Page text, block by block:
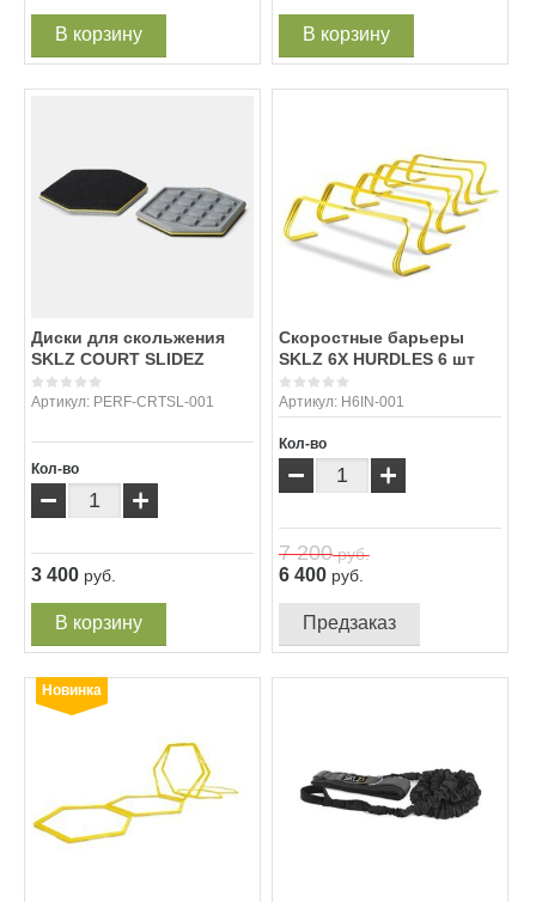
В корзину В корзину
Диски для скольжения
SKLZ COURT SLIDEZ
Артикул: PERF-CRTSL-001
Кол-во
− +
3 400 руб.
В корзину
Скоростные барьеры
SKLZ 6X HURDLES 6 шт
Артикул:H6IN-001
Кол-во
− +
7 200руб.
6 400 руб.
Предзаказ
Новинка